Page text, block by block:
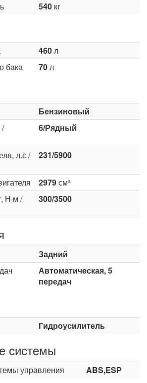
540 кг
460л
бака
70л
Бензиновый
6/Рядный
л.с /
231/5900
2979см³
Н·м /
300/3500
Задний
Автоматическая, 5
передач
Гидроусилитель
системы
управления ABS,ESP